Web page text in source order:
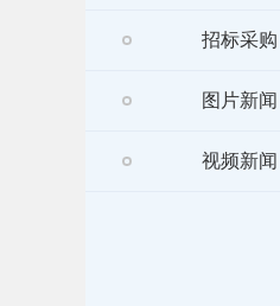
招标采购
图片新闻
视频新闻